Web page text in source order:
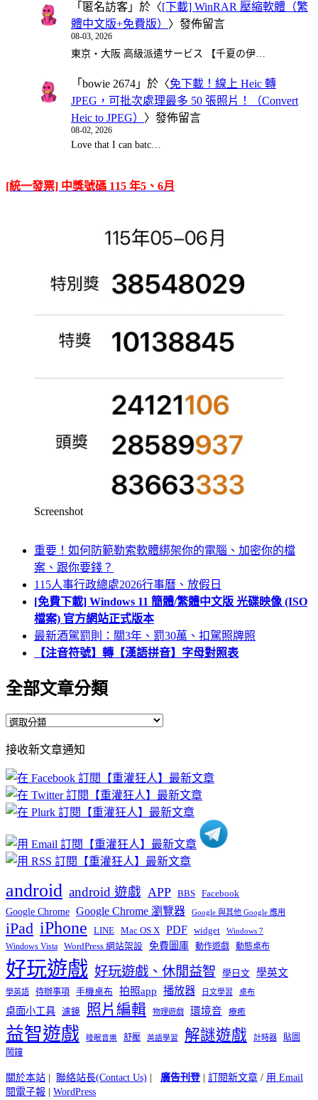
「 匿名訪客 」於〈[下載] WinRAR 壓縮軟體（繁
體中文版+免費版） 〉發佈留言
08-03, 2026
東京・大阪 高級派遣サービス 【千夏の伊…
「 bowie 2674 」於〈免下載！線上 Heic 轉
JPEG，可批次處理最多 50 張照片！（Convert
Heic to JPEG） 〉發佈留言
08-02, 2026
Love that I can batc…
[統一發票] 中獎號碼 115 年5、6月
Screenshot
重要！如何防範勒索軟體綁架你的電腦、加密你的檔
案、跟你要錢？
115人事行政總處2026行事曆、放假日
[免費下載] Windows 11 簡體/繁體中文版 光碟映像 (ISO
檔案) 官方網站正式版本
最新酒駕罰則：關3年、罰30萬、扣駕照牌照
【注音符號】轉【漢語拼音】字母對照表
全部文章分類
全
文
章
分
類
接收新文章通知
android android 遊戲 APP BBS Facebook
Google Chrome Google Chrome 瀏覽器 Google 與其他 Google 應用
iPad iPhone LINE Mac OS X PDF widget Windows 7
Windows Vista WordPress 網站架設 免費圖庫 動作遊戲 動態桌布
好玩遊戲 好玩遊戲、休閒益智 學日文 學英文
學英語 待辦事項 手機桌布 拍照app 播放器 日文學習 桌布
桌面小工具 濾鏡 照片編輯 物理遊戲 環境音 療癒
益智遊戲 睡眠音樂 舒壓 英語學習 解謎遊戲 計時器
貼圖
鬧鐘
關於本站 | 聯絡站長(Contact Us) | 廣告刊登| 訂閱新文章 / 用 Email
閱電子報 | WordPress